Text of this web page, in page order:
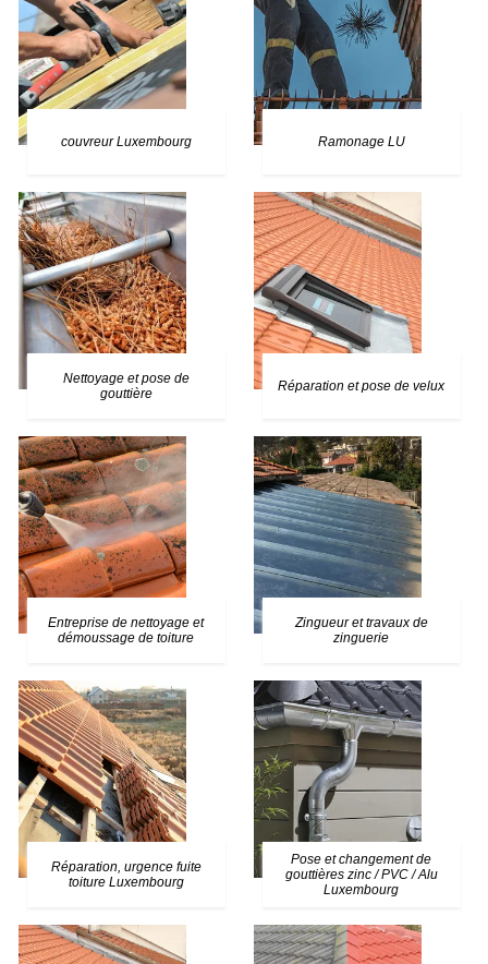
couvreur Luxembourg Ramonage LU
Nettoyage et pose de
gouttière
Réparation et pose de velux
Entreprise de nettoyage et
démoussage de toiture
Zingueur et travaux de
zinguerie
Réparation, urgence fuite
toiture Luxembourg
Pose et changement de
gouttières zinc / PVC / Alu
Luxembourg